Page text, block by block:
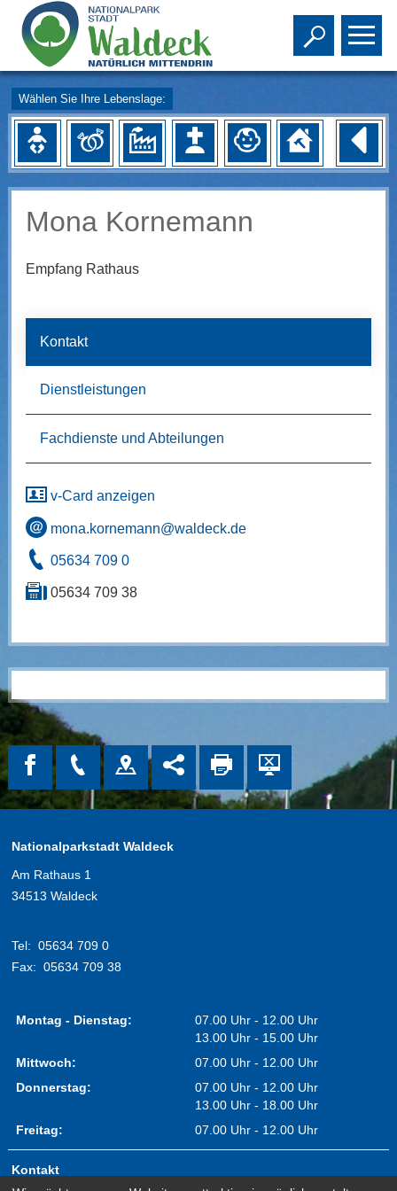
Toggle
Wählen Sie Ihre Lebenslage:
Mona Kornemann
Empfang Rathaus
Kontakt
Dienstleistungen
Fachdienste und Abteilungen
v-Card anzeigen
mona.kornemann@waldeck.de
05634 709 0
05634 709 38
Nationalparkstadt Waldeck
Am Rathaus 1
34513 Waldeck
Tel: 05634 709 0
Fax: 05634 709 38
Montag - Dienstag:
07.00 Uhr - 12.00 Uhr
13.00 Uhr - 15.00 Uhr
Mittwoch:
07.00 Uhr - 12.00 Uhr
Donnerstag:
07.00 Uhr - 12.00 Uhr
13.00 Uhr - 18.00 Uhr
Freitag:
07.00 Uhr - 12.00 Uhr
Kontakt